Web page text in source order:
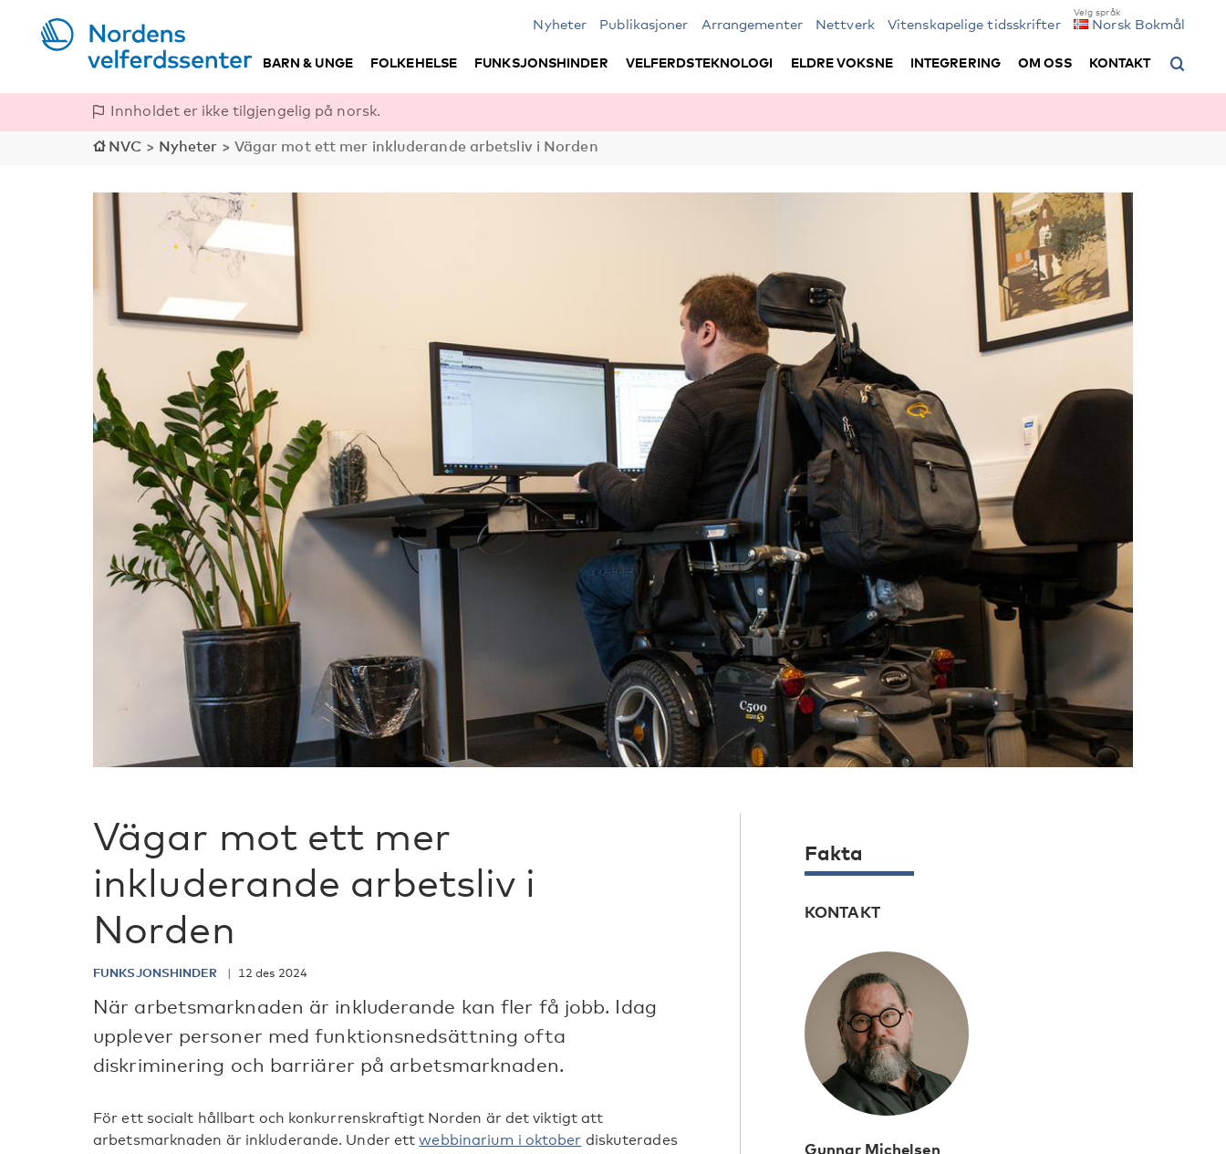
Nyheter Publikasjoner Arrangementer Nettverk Vitenskapelige tidsskrifter Norsk Bokmål
BARN & UNGE FOLKEHELSE FUNKSJONSHINDER VELFERDSTEKNOLOGI ELDRE VOKSNE INTEGRERING OM OSS KONTAKT
Innholdet er ikke tilgjengelig på norsk.
NVC > Nyheter > Vägar mot ett mer inkluderande arbetsliv i Norden
Vägar mot ett mer
inkluderande arbetsliv i
Norden
FUNKSJONSHINDER 12 des 2024
När arbetsmarknaden är inkluderande kan fler få jobb. Idag
upplever personer med funktionsnedsättning ofta
diskriminering och barriärer på arbetsmarknaden.
För ett socialt hållbart och konkurrenskraftigt Norden är det viktigt att
arbetsmarknaden är inkluderande. Under ettwebbinarium i oktober diskuterades
Fakta
KONTAKT
Gunnar Michelsen